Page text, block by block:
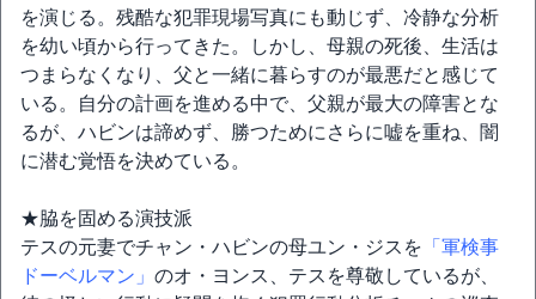
を演じる。残酷な犯罪現場写真にも動じず、冷静な分析
を幼い頃から行ってきた。しかし、母親の死後、生活は
つまらなくなり、父と一緒に暮らすのが最悪だと感じて
いる。自分の計画を進める中で、父親が最大の障害とな
るが、ハビンは諦めず、勝つためにさらに嘘を重ね、闇
に潜む覚悟を決めている。
★脇を固める演技派
テスの元妻でチャン・ハビンの母ユン・ジスを 「軍検事
ドーベルマン」 のオ・ヨンス、テスを尊敬しているが、